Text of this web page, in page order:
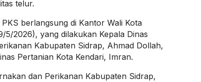
telur.
berlangsung di Kantor Wali Kota
5/2026), yang dilakukan Kepala Dinas
Kabupaten Sidrap, Ahmad Dollah,
Pertanian Kota Kendari, Imran.
dan Perikanan Kabupaten Sidrap,